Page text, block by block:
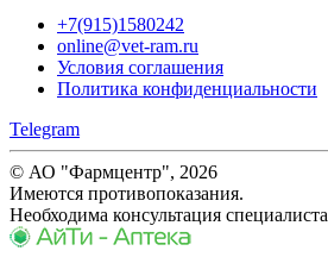
+7(915)1580242
online@vet-ram.ru
Условия соглашения
Политика конфиденциальности
Telegram
© АО "Фармцентр", 2026
Имеются противопоказания.
Необходима консультация специалиста